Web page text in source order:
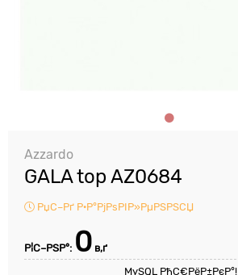
Azzardo
GALA top AZ0684
РџС–Рґ Р·Р°РјРѕРІР»РµРЅРЅСЏ
Р¦С–РЅР°: 0 в‚ґ
MySQL РћС€РёР±РєР°!